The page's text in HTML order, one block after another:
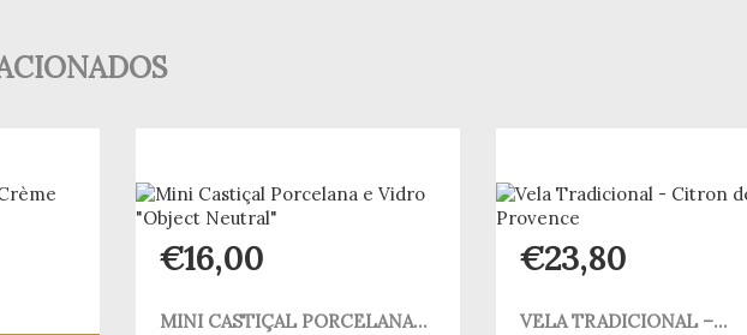
€16,00
MINI CASTIÇAL PORCELANA...
€23,80
VELA TRADICIONAL –...